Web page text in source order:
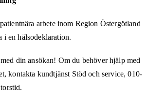
arbete inom Region Östergötland
i en hälsodeklaration.
din ansökan! Om du behöver hjälp med
kontakta kundtjänst Stöd och service, 010-